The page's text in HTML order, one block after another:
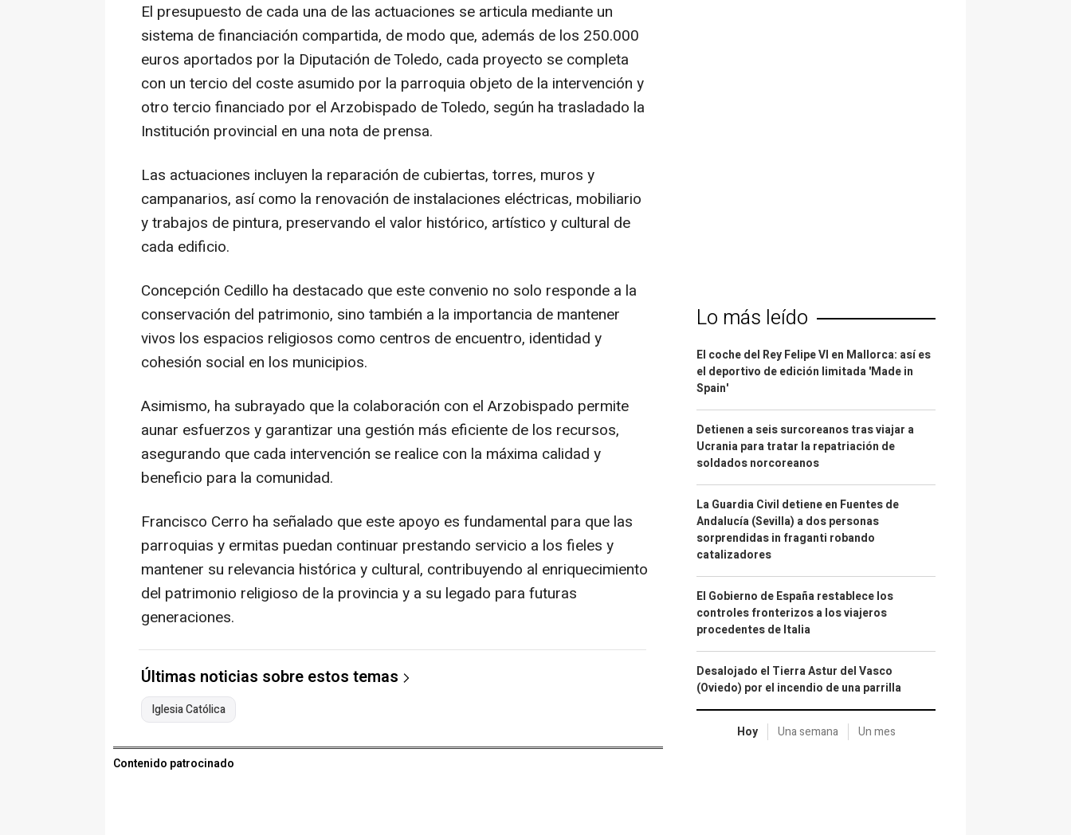
El presupuesto de cada una de las actuaciones se articula mediante un
sistema de financiación compartida, de modo que, además de los 250.000
euros aportados por la Diputación de Toledo, cada proyecto se completa
con un tercio del coste asumido por la parroquia objeto de la intervención y
otro tercio financiado por el Arzobispado de Toledo, según ha trasladado la
Institución provincial en una nota de prensa.
Las actuaciones incluyen la reparación de cubiertas, torres, muros y
campanarios, así como la renovación de instalaciones eléctricas, mobiliario
y trabajos de pintura, preservando el valor histórico, artístico y cultural de
cada edificio.
Concepción Cedillo ha destacado que este convenio no solo responde a la
conservación del patrimonio, sino también a la importancia de mantener
vivos los espacios religiosos como centros de encuentro, identidad y
cohesión social en los municipios.
Asimismo, ha subrayado que la colaboración con el Arzobispado permite
aunar esfuerzos y garantizar una gestión más eficiente de los recursos,
asegurando que cada intervención se realice con la máxima calidad y
beneficio para la comunidad.
Francisco Cerro ha señalado que este apoyo es fundamental para que las
parroquias y ermitas puedan continuar prestando servicio a los fieles y
mantener su relevancia histórica y cultural, contribuyendo al enriquecimiento
del patrimonio religioso de la provincia y a su legado para futuras
generaciones.
Últimas noticias sobre estos temas
Iglesia Católica
Contenido patrocinado
Lo más leído
El coche del Rey Felipe VI en Mallorca: así es
el deportivo de edición limitada 'Made in
Spain'
Detienen a seis surcoreanos tras viajar a
Ucrania para tratar la repatriación de
soldados norcoreanos
La Guardia Civil detiene en Fuentes de
Andalucía (Sevilla) a dos personas
sorprendidas in fraganti robando
catalizadores
El Gobierno de España restablece los
controles fronterizos a los viajeros
procedentes de Italia
Desalojado el Tierra Astur del Vasco
(Oviedo) por el incendio de una parrilla
Hoy Una semana Un mes